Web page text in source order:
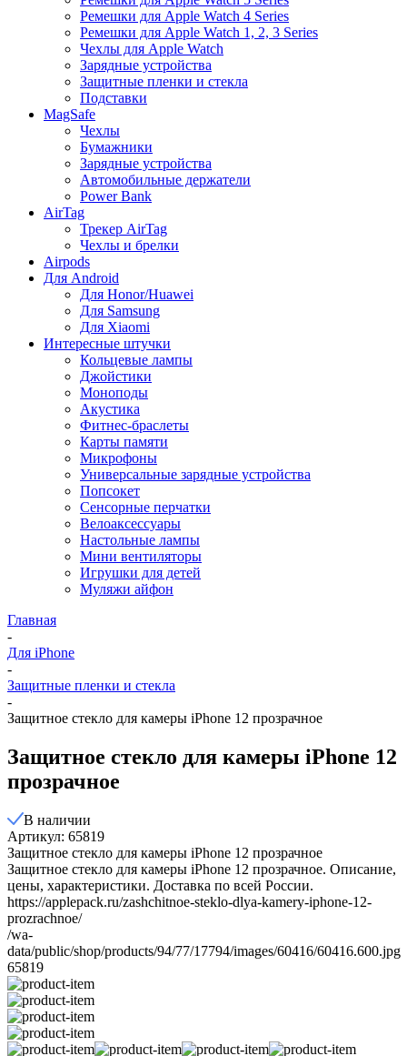
Ремешки для Apple Watch 4 Series
Ремешки для Apple Watch 1, 2, 3 Series
Чехлы для Apple Watch
Зарядные устройства
Защитные пленки и стекла
Подставки
MagSafe
Чехлы
Бумажники
Зарядные устройства
Автомобильные держатели
Power Bank
AirTag
Трекер AirTag
Чехлы и брелки
Airpods
Для Android
Для Honor/Huawei
Для Samsung
Для Xiaomi
Интересные штучки
Кольцевые лампы
Джойстики
Моноподы
Акустика
Фитнес-браслеты
Карты памяти
Микрофоны
Универсальные зарядные устройства
Попсокет
Сенсорные перчатки
Велоаксессуары
Настольные лампы
Мини вентиляторы
Игрушки для детей
Муляжи айфон
Главная
-
Для iPhone
-
Защитные пленки и стекла
-
Защитное стекло для камеры iPhone 12 прозрачное
Защитное стекло для камеры iPhone 12
прозрачное
В наличии
Артикул: 65819
Защитное стекло для камеры iPhone 12 прозрачное
Защитное стекло для камеры iPhone 12 прозрачное. Описание,
цены, характеристики. Доставка по всей России.
https://applepack.ru/zashchitnoe-steklo-dlya-kamery-iphone-12-
prozrachnoe/
/wa-
data/public/shop/products/94/77/17794/images/60416/60416.600.jpg
65819